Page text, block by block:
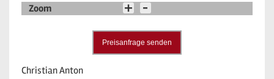
Zoom
Preisanfrage senden
Christian Anton